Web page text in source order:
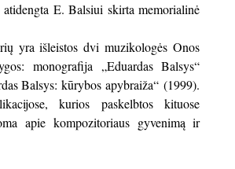
E. Balsiui skirta memorialinė
yra išleistos dvi muzikologės Onos
monografija „Eduardas Balsys“
Balsys: kūrybos apybraiža“ (1999).
kurios paskelbtos kituose
apie kompozitoriaus gyvenimą ir